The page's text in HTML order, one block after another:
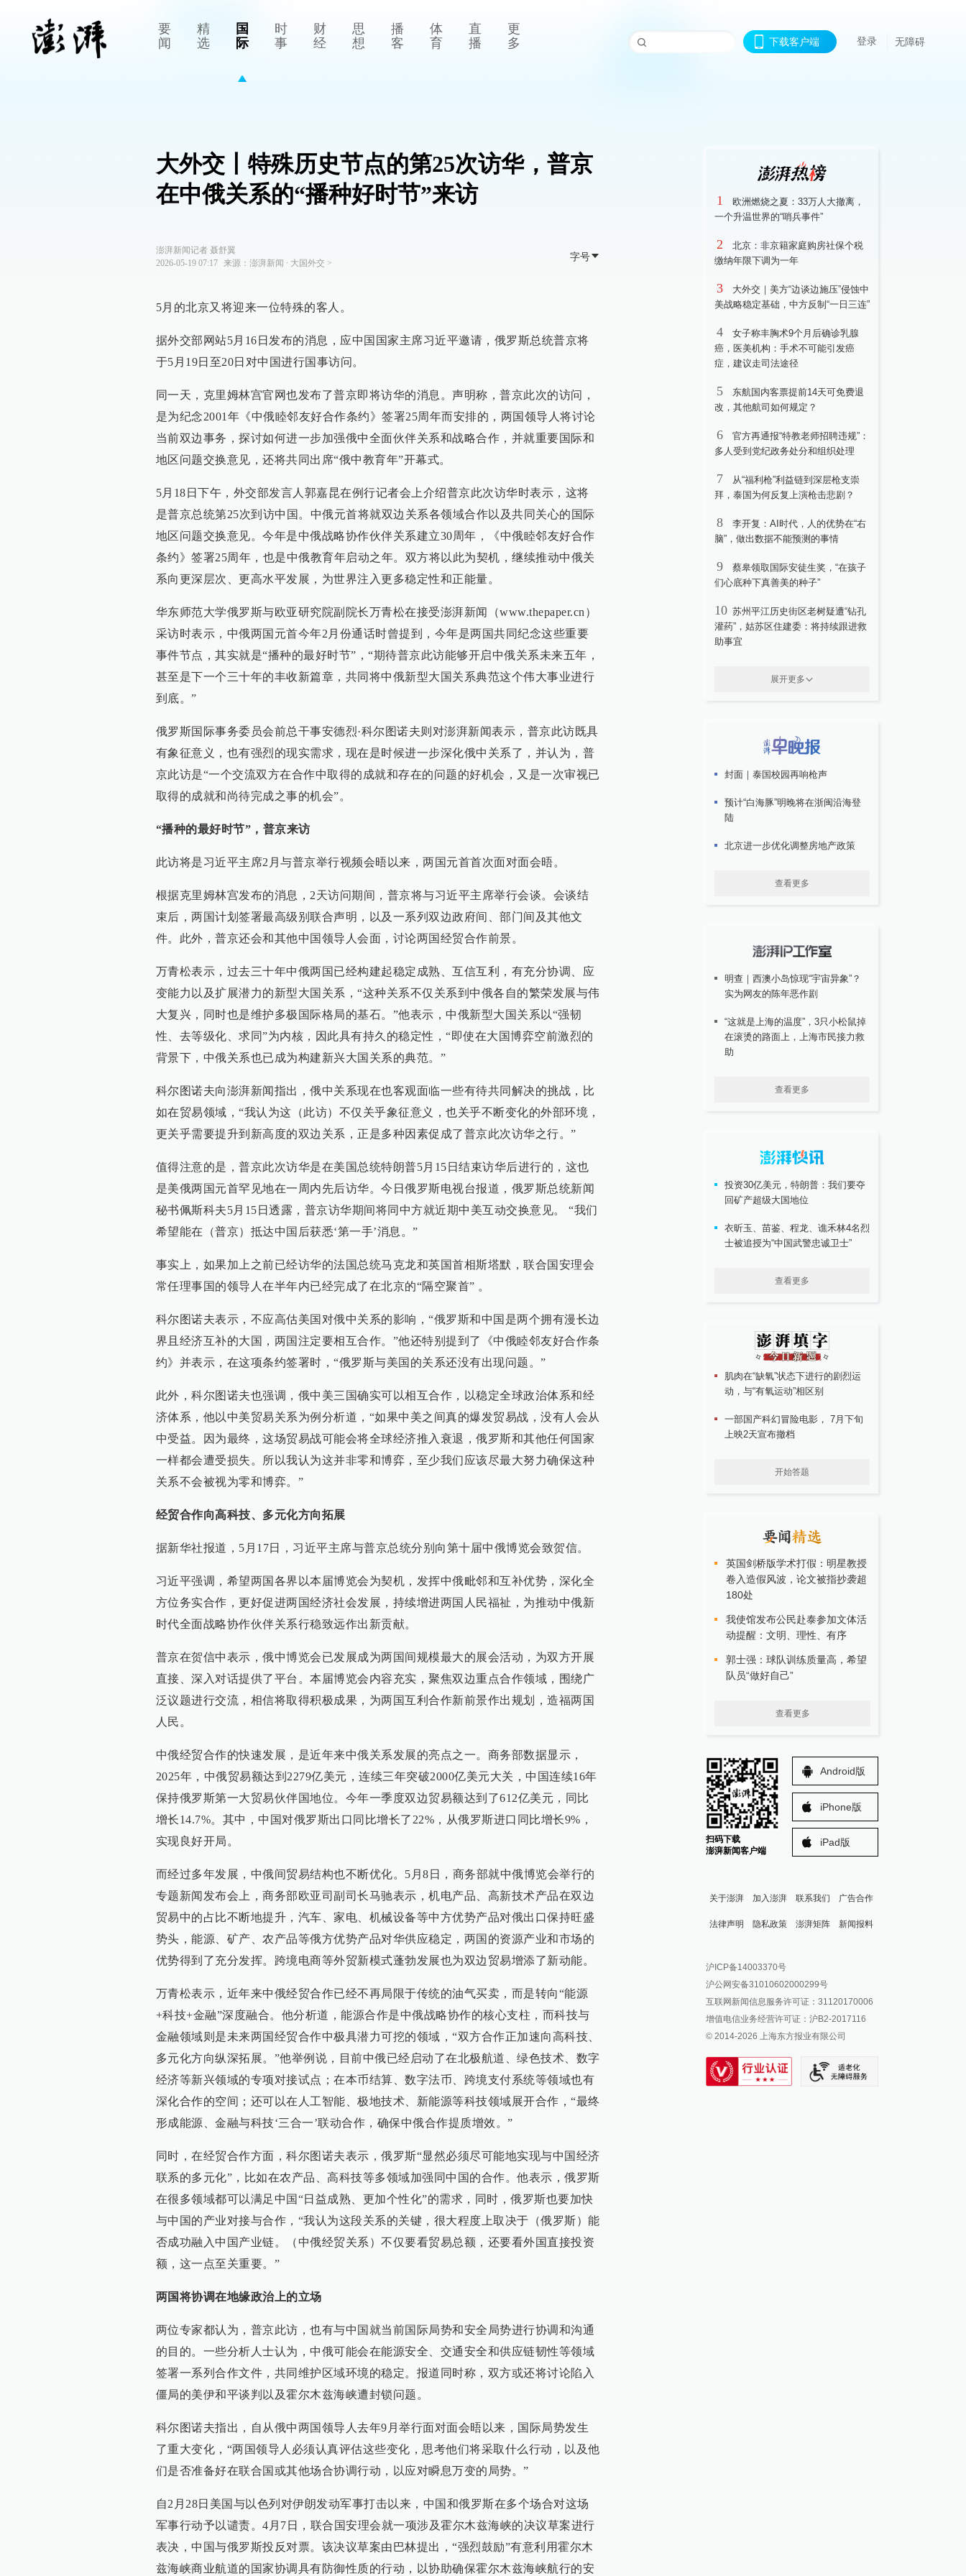
要
闻
精
选
国
际
时
事
财
经
思
想
播
客
体
育
直
播
更
多
下载客户端 登录 无障碍
大外交丨特殊历史节点的第25次访华，普京
在中俄关系的“播种好时节”来访
澎湃新闻记者 聂舒翼
2026-05-19 07:17
来源： 澎湃新闻 ∙ 大国外交 >
字号
5月的北京又将迎来一位特殊的客人。
据外交部网站5月16日发布的消息，应中国国家主席习近平邀请，俄罗斯总统普京将
于5月19日至20日对中国进行国事访问。
同一天，克里姆林宫官网也发布了普京即将访华的消息。声明称，普京此次的访问，
是为纪念2001年《中俄睦邻友好合作条约》签署25周年而安排的，两国领导人将讨论
当前双边事务，探讨如何进一步加强俄中全面伙伴关系和战略合作，并就重要国际和
地区问题交换意见，还将共同出席“俄中教育年”开幕式。
5月18日下午，外交部发言人郭嘉昆在例行记者会上介绍普京此次访华时表示，这将
是普京总统第25次到访中国。中俄元首将就双边关系各领域合作以及共同关心的国际
地区问题交换意见。今年是中俄战略协作伙伴关系建立30周年，《中俄睦邻友好合作
条约》签署25周年，也是中俄教育年启动之年。双方将以此为契机，继续推动中俄关
系向更深层次、更高水平发展，为世界注入更多稳定性和正能量。
华东师范大学俄罗斯与欧亚研究院副院长万青松在接受澎湃新闻（www.thepaper.cn）
采访时表示，中俄两国元首今年2月份通话时曾提到，今年是两国共同纪念这些重要
事件节点，其实就是“播种的最好时节”，“期待普京此访能够开启中俄关系未来五年，
甚至是下一个三十年的丰收新篇章，共同将中俄新型大国关系典范这个伟大事业进行
到底。”
俄罗斯国际事务委员会前总干事安德烈·科尔图诺夫则对澎湃新闻表示，普京此访既具
有象征意义，也有强烈的现实需求，现在是时候进一步深化俄中关系了，并认为，普
京此访是“一个交流双方在合作中取得的成就和存在的问题的好机会，又是一次审视已
取得的成就和尚待完成之事的机会”。
“播种的最好时节” ，普京来访
此访将是习近平主席2月与普京举行视频会晤以来，两国元首首次面对面会晤。
根据克里姆林宫发布的消息，2天访问期间，普京将与习近平主席举行会谈。会谈结
束后，两国计划签署最高级别联合声明，以及一系列双边政府间、部门间及其他文
件。此外，普京还会和其他中国领导人会面，讨论两国经贸合作前景。
万青松表示，过去三十年中俄两国已经构建起稳定成熟、互信互利，有充分协调、应
变能力以及扩展潜力的新型大国关系，“这种关系不仅关系到中俄各自的繁荣发展与伟
大复兴，同时也是维护多极国际格局的基石。”他表示，中俄新型大国关系以“强韧
性、去等级化、求同”为内核，因此具有持久的稳定性，“即使在大国博弈空前激烈的
背景下，中俄关系也已成为构建新兴大国关系的典范。”
科尔图诺夫向澎湃新闻指出，俄中关系现在也客观面临一些有待共同解决的挑战，比
如在贸易领域，“我认为这（此访）不仅关乎象征意义，也关乎不断变化的外部环境，
更关乎需要提升到新高度的双边关系，正是多种因素促成了普京此次访华之行。”
值得注意的是，普京此次访华是在美国总统特朗普5月15日结束访华后进行的，这也
是美俄两国元首罕见地在一周内先后访华。今日俄罗斯电视台报道，俄罗斯总统新闻
秘书佩斯科夫5月15日透露，普京访华期间将同中方就近期中美互动交换意见。 “我们
希望能在（普京）抵达中国后获悉‘第一手’消息。”
事实上，如果加上之前已经访华的法国总统马克龙和英国首相斯塔默，联合国安理会
常任理事国的领导人在半年内已经完成了在北京的“隔空聚首” 。
科尔图诺夫表示，不应高估美国对俄中关系的影响，“俄罗斯和中国是两个拥有漫长边
界且经济互补的大国，两国注定要相互合作。”他还特别提到了《中俄睦邻友好合作条
约》并表示，在这项条约签署时，“俄罗斯与美国的关系还没有出现问题。”
此外，科尔图诺夫也强调，俄中美三国确实可以相互合作，以稳定全球政治体系和经
济体系，他以中美贸易关系为例分析道，“如果中美之间真的爆发贸易战，没有人会从
中受益。因为最终，这场贸易战可能会将全球经济推入衰退，俄罗斯和其他任何国家
一样都会遭受损失。所以我认为这并非零和博弈，至少我们应该尽最大努力确保这种
关系不会被视为零和博弈。”
经贸合作向高科技、多元化方向拓展
据新华社报道，5月17日，习近平主席与普京总统分别向第十届中俄博览会致贺信。
习近平强调，希望两国各界以本届博览会为契机，发挥中俄毗邻和互补优势，深化全
方位务实合作，更好促进两国经济社会发展，持续增进两国人民福祉，为推动中俄新
时代全面战略协作伙伴关系行稳致远作出新贡献。
普京在贺信中表示，俄中博览会已发展成为两国间规模最大的展会活动，为双方开展
直接、深入对话提供了平台。本届博览会内容充实，聚焦双边重点合作领域，围绕广
泛议题进行交流，相信将取得积极成果，为两国互利合作新前景作出规划，造福两国
人民。
中俄经贸合作的快速发展，是近年来中俄关系发展的亮点之一。商务部数据显示，
2025年，中俄贸易额达到2279亿美元，连续三年突破2000亿美元大关，中国连续16年
保持俄罗斯第一大贸易伙伴国地位。今年一季度双边贸易额达到了612亿美元，同比
增长14.7%。其中，中国对俄罗斯出口同比增长了22%，从俄罗斯进口同比增长9%，
实现良好开局。
而经过多年发展，中俄间贸易结构也不断优化。5月8日，商务部就中俄博览会举行的
专题新闻发布会上，商务部欧亚司副司长马驰表示，机电产品、高新技术产品在双边
贸易中的占比不断地提升，汽车、家电、机械设备等中方优势产品对俄出口保持旺盛
势头，能源、矿产、农产品等俄方优势产品对华供应稳定，两国的资源产业和市场的
优势得到了充分发挥。跨境电商等外贸新模式蓬勃发展也为双边贸易增添了新动能。
万青松表示，近年来中俄经贸合作已经不再局限于传统的油气买卖，而是转向“能源
+科技+金融”深度融合。他分析道，能源合作是中俄战略协作的核心支柱，而科技与
金融领域则是未来两国经贸合作中极具潜力可挖的领域，“双方合作正加速向高科技、
多元化方向纵深拓展。”他举例说，目前中俄已经启动了在北极航道、绿色技术、数字
经济等新兴领域的专项对接试点；在本币结算、数字法币、跨境支付系统等领域也有
深化合作的空间；还可以在人工智能、极地技术、新能源等科技领域展开合作，“最终
形成能源、金融与科技‘三合一’联动合作，确保中俄合作提质增效。”
同时，在经贸合作方面，科尔图诺夫表示，俄罗斯“显然必须尽可能地实现与中国经济
联系的多元化”，比如在农产品、高科技等多领域加强同中国的合作。他表示，俄罗斯
在很多领域都可以满足中国“日益成熟、更加个性化”的需求，同时，俄罗斯也要加快
与中国的产业对接与合作，“我认为这段关系的关键，很大程度上取决于（俄罗斯）能
否成功融入中国产业链。（中俄经贸关系）不仅要看贸易总额，还要看外国直接投资
额，这一点至关重要。”
两国将协调在地缘政治上的立场
两位专家都认为，普京此访，也有与中国就当前国际局势和安全局势进行协调和沟通
的目的。一些分析人士认为，中俄可能会在能源安全、交通安全和供应链韧性等领域
签署一系列合作文件，共同维护区域环境的稳定。报道同时称，双方或还将讨论陷入
僵局的美伊和平谈判以及霍尔木兹海峡遭封锁问题。
科尔图诺夫指出，自从俄中两国领导人去年9月举行面对面会晤以来，国际局势发生
了重大变化，“两国领导人必须认真评估这些变化，思考他们将采取什么行动，以及他
们是否准备好在联合国或其他场合协调行动，以应对瞬息万变的局势。”
自2月28日美国与以色列对伊朗发动军事打击以来，中国和俄罗斯在多个场合对这场
军事行动予以谴责。4月7日，联合国安理会就一项涉及霍尔木兹海峡的决议草案进行
表决，中国与俄罗斯投反对票。该决议草案由巴林提出，“强烈鼓励”有意利用霍尔木
兹海峡商业航道的国家协调具有防御性质的行动，以协助确保霍尔木兹海峡航行的安
1
欧洲燃烧之夏：33万人大撤离，
一个升温世界的“哨兵事件”
2
北京：非京籍家庭购房社保个税
缴纳年限下调为一年
3
大外交｜美方“边谈边施压”侵蚀中
美战略稳定基础，中方反制“一日三连”
4
女子称丰胸术9个月后确诊乳腺
癌，医美机构：手术不可能引发癌
症，建议走司法途径
5
东航国内客票提前14天可免费退
改，其他航司如何规定？
6
官方再通报“特教老师招聘违规”：
多人受到党纪政务处分和组织处理
7
从“福利枪”利益链到深层枪支崇
拜，泰国为何反复上演枪击悲剧？
8
李开复：AI时代，人的优势在“右
脑”，做出数据不能预测的事情
9
蔡皋领取国际安徒生奖，“在孩子
们心底种下真善美的种子”
10 苏州平江历史街区老树疑遭“钻孔
灌药”，姑苏区住建委：将持续跟进救
助事宜
展开更多
封面｜泰国校园再响枪声
预计“白海豚”明晚将在浙闽沿海登
陆
北京进一步优化调整房地产政策
查看更多
明查｜西澳小岛惊现“宇宙异象”？
实为网友的陈年恶作剧
“这就是上海的温度”，3只小松鼠掉
在滚烫的路面上，上海市民接力救
助
查看更多
投资30亿美元，特朗普：我们要夺
回矿产超级大国地位
衣昕玉、苗鉴、程龙、谯禾林4名烈
士被追授为“中国武警忠诚卫士”
查看更多
肌肉在“缺氧”状态下进行的剧烈运
动，与“有氧运动”相区别
一部国产科幻冒险电影， 7月下旬
上映2天宣布撤档
开始答题
英国剑桥版学术打假：明星教授
卷入造假风波，论文被指抄袭超
180处
我使馆发布公民赴泰参加文体活
动提醒：文明、理性、有序
郭士强：球队训练质量高，希望
队员“做好自己”
查看更多
扫码下载
澎湃新闻客户端
Android版
iPhone版
iPad版
关于澎湃 加入澎湃 联系我们 广告合作
法律声明 隐私政策 澎湃矩阵
澎湃新闻公众号
澎湃新闻抖音号
派生万物开放平台
IP SHANGHAI
SIXTH TONE
新闻报料
报料邮箱: news@thepaper.cn
沪ICP备14003370号
沪公网安备31010602000299号
互联网新闻信息服务许可证：31120170006
增值电信业务经营许可证：沪B2-2017116
© 2014-2026 上海东方报业有限公司